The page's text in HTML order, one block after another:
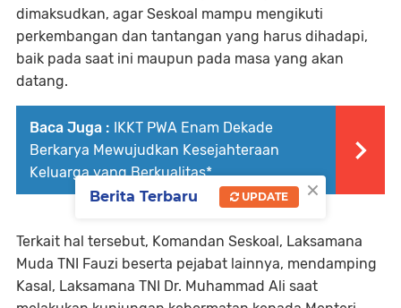
dimaksudkan, agar Seskoal mampu mengikuti
perkembangan dan tantangan yang harus dihadapi,
baik pada saat ini maupun pada masa yang akan
datang.
Baca Juga : IKKT PWA Enam Dekade
Berkarya Mewujudkan Kesejahteraan
Keluarga yang Berkualitas*
Terkait hal tersebut, Komandan Seskoal, Laksamana
Muda TNI Fauzi beserta pejabat lainnya, mendamping
Kasal, Laksamana TNI Dr. Muhammad Ali saat
×
Berita Terbaru UPDATE